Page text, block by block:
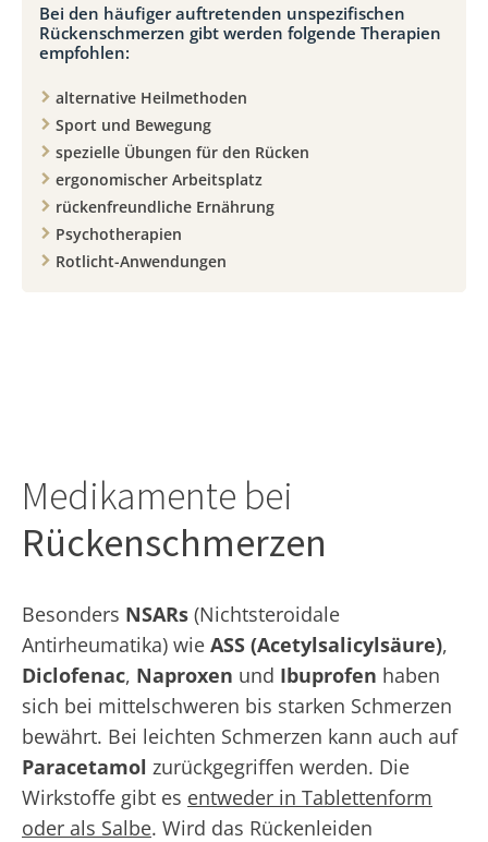
Bei den häufiger auftretenden unspezifischen
Rückenschmerzen gibt werden folgende Therapien
empfohlen:
alternative Heilmethoden
Sport und Bewegung
spezielle Übungen für den Rücken
ergonomischer Arbeitsplatz
rückenfreundliche Ernährung
Psychotherapien
Rotlicht-Anwendungen
Medikamente bei
Rückenschmerzen
Besonders NSARs (Nichtsteroidale
Antirheumatika) wie ASS (Acetylsalicylsäure),
Diclofenac, Naproxen und Ibuprofen haben
sich bei mittelschweren bis starken Schmerzen
bewährt. Bei leichten Schmerzen kann auch auf
Paracetamol zurückgegriffen werden. Die
Wirkstoffe gibt es entweder in Tablettenform
oder als Salbe. Wird das Rückenleiden